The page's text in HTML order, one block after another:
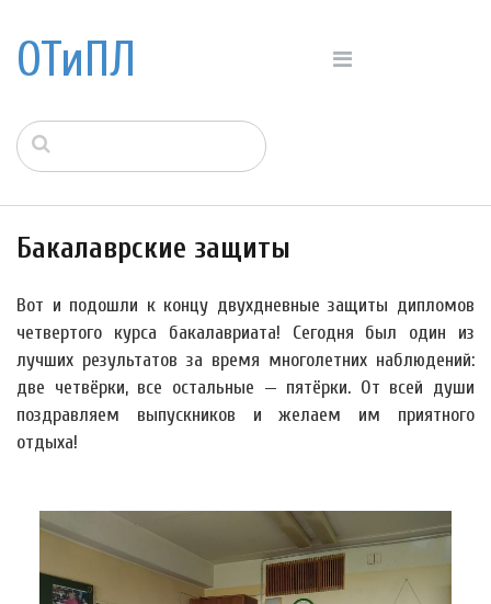
ОТиПЛ
Бакалаврские защиты
Вот и подошли к концу двухдневные защиты дипломов
четвертого курса бакалавриата! Сегодня был один из
лучших результатов за время многолетних наблюдений:
две четвёрки, все остальные — пятёрки. От всей души
поздравляем выпускников и желаем им приятного
отдыха!